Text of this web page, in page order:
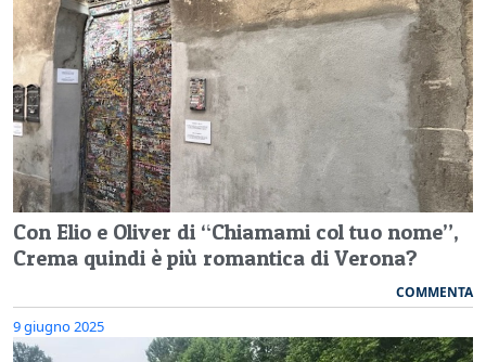
Con Elio e Oliver di “Chiamami col tuo nome”,
Crema quindi è più romantica di Verona?
COMMENTA
9 giugno 2025